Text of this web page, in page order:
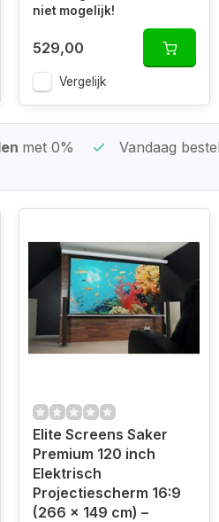
niet mogelijk!
529,00
Vergelijk
met 0%
Vandaag
Elite Screens Saker
Premium 120 inch
Elektrisch
Projectiescherm 16:9
(266 x 149 cm) –